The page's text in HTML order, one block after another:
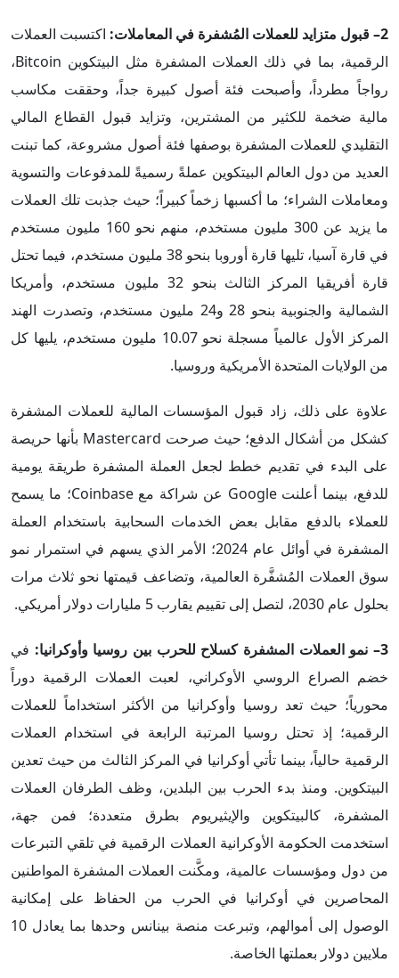
2– قبول متزايد للعملات المُشفرة في المعاملات:
اكتسبت العملات
الرقمية، بما في ذلك العملات المشفرة مثل البيتكوين Bitcoin،
رواجاً مطرداً، وأصبحت فئة أصول كبيرة جداً، وحققت مكاسب
مالية ضخمة للكثير من المشترين، وتزايد قبول القطاع المالي
التقليدي للعملات المشفرة بوصفها فئة أصول مشروعة، كما تبنت
العديد من دول العالم البيتكوين عملةً رسميةً للمدفوعات والتسوية
ومعاملات الشراء؛ ما أكسبها زخماً كبيراً؛ حيث جذبت تلك العملات
ما يزيد عن 300 مليون مستخدم، منهم نحو 160 مليون مستخدم
في قارة آسيا، تليها قارة أوروبا بنحو 38 مليون مستخدم، فيما تحتل
قارة أفريقيا المركز الثالث بنحو 32 مليون مستخدم، وأمريكا
الشمالية والجنوبية بنحو 28 و24 مليون مستخدم، وتصدرت الهند
المركز الأول عالمياً مسجلة نحو 10.07 مليون مستخدم، يليها كل
من الولايات المتحدة الأمريكية وروسيا.
علاوة على ذلك، زاد قبول المؤسسات المالية للعملات المشفرة
كشكل من أشكال الدفع؛ حيث صرحت Mastercard بأنها حريصة
على البدء في تقديم خطط لجعل العملة المشفرة طريقة يومية
للدفع، بينما أعلنت Google عن شراكة مع Coinbase؛ ما يسمح
للعملاء بالدفع مقابل بعض الخدمات السحابية باستخدام العملة
المشفرة في أوائل عام 2024؛ الأمر الذي يسهم في استمرار نمو
سوق العملات المُشفَّرة العالمية، وتضاعف قيمتها نحو ثلاث مرات
بحلول عام 2030، لتصل إلى تقييم يقارب 5 مليارات دولار أمريكي.
3– نمو العملات المشفرة كسلاح للحرب بين روسيا وأوكرانيا:
في
خضم الصراع الروسي الأوكراني، لعبت العملات الرقمية دوراً
محورياً؛ حيث تعد روسيا وأوكرانيا من الأكثر استخداماً للعملات
الرقمية؛ إذ تحتل روسيا المرتبة الرابعة في استخدام العملات
الرقمية حالياً، بينما تأتي أوكرانيا في المركز الثالث من حيث تعدين
البيتكوين. ومنذ بدء الحرب بين البلدين، وظف الطرفان العملات
المشفرة، كالبيتكوين والإيثيريوم بطرق متعددة؛ فمن جهة،
استخدمت الحكومة الأوكرانية العملات الرقمية في تلقي التبرعات
من دول ومؤسسات عالمية، ومكَّنت العملات المشفرة المواطنين
المحاصرين في أوكرانيا في الحرب من الحفاظ على إمكانية
الوصول إلى أموالهم، وتبرعت منصة بينانس وحدها بما يعادل 10
ملايين دولار بعملتها الخاصة.